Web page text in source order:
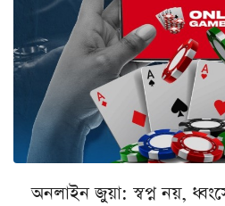
অনলাইন জুয়া: স্বপ্ন নয়,